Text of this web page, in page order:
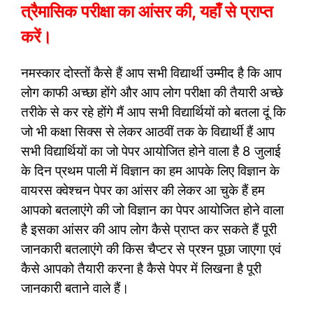
त्रैमासिक परीक्षा का आंसर की, यहाँ से प्राप्त
करें।
नमस्कार दोस्तों कैसे हैं आप सभी विद्यार्थी उम्मीद है कि आप
लोग काफी अच्छा होंगे और आप लोग परीक्षा की तैयारी अच्छे
तरीके से कर रहे होंगे मैं आप सभी विद्यार्थियों को बतला दूं कि
जो भी कक्षा सिक्स से लेकर आठवीं तक के विद्यार्थी हैं आप
सभी विद्यार्थियों का जो पेपर आयोजित होने वाला है 8 जुलाई
के दिन प्रथम पाली में विज्ञान का हम आपके लिए विज्ञान के
वायरस क्वेश्चन पेपर का आंसर की लेकर आ चुके हैं हम
आपको बतलाएंगे की जो विज्ञान का पेपर आयोजित होने वाला
है इसका आंसर की आप लोग कैसे प्राप्त कर सकते हैं पूरी
जानकारी बतलाएंगे की किस चैप्टर से प्रश्न पूछा जाएगा एवं
कैसे आपको तैयारी करना है कैसे पेपर में लिखना है पूरी
जानकारी बताने वाले हैं।